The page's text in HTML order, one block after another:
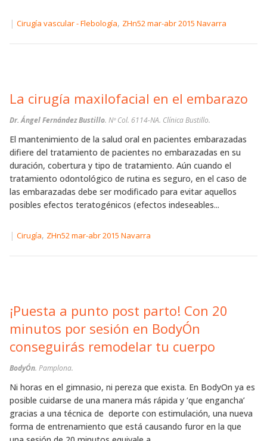
| Cirugía vascular - Flebología, ZHn52 mar-abr 2015 Navarra
La cirugía maxilofacial en el embarazo
Dr. Ángel Fernández Bustillo. Nº Col. 6114-NA. Clínica Bustillo.
El mantenimiento de la salud oral en pacientes embarazadas
difiere del tratamiento de pacientes no embarazadas en su
duración, cobertura y tipo de tratamiento. Aún cuando el
tratamiento odontológico de rutina es seguro, en el caso de
las embarazadas debe ser modificado para evitar aquellos
posibles efectos teratogénicos (efectos indeseables...
| Cirugía, ZHn52 mar-abr 2015 Navarra
¡Puesta a punto post parto! Con 20
minutos por sesión en BodyÓn
conseguirás remodelar tu cuerpo
BodyÓn. Pamplona.
Ni horas en el gimnasio, ni pereza que exista. En BodyOn ya es
posible cuidarse de una manera más rápida y ‘que engancha’
gracias a una técnica de deporte con estimulación, una nueva
forma de entrenamiento que está causando furor en la que